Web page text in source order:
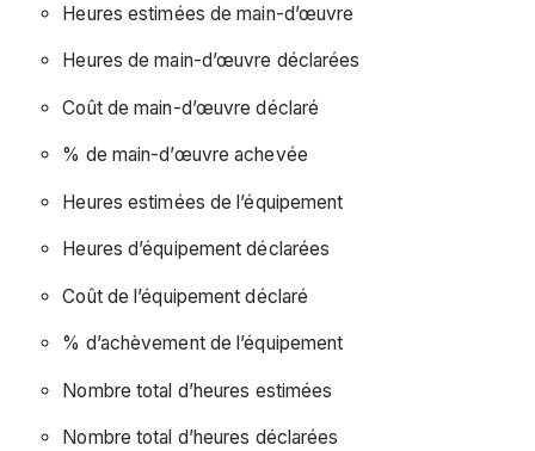
Heures estimées de main-d’œuvre
Heures de main-d’œuvre déclarées
Coût de main-d’œuvre déclaré
% de main-d’œuvre achevée
Heures estimées de l’équipement
Heures d’équipement déclarées
Coût de l’équipement déclaré
% d’achèvement de l’équipement
Nombre total d’heures estimées
Nombre total d’heures déclarées